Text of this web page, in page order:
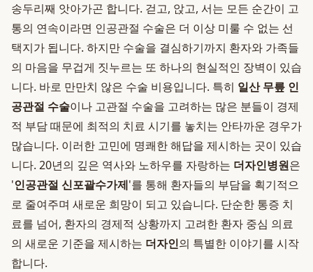
송두리째 앗아가곤 합니다. 걷고, 앉고, 서는 모든 순간이 고
통의 연속이라면 인공관절 수술은 더 이상 미룰 수 없는 선
택지가 됩니다. 하지만 수술을 결심하기까지 환자와 가족들
의 마음을 무겁게 짓누르는 또 하나의 현실적인 장벽이 있습
니다. 바로 만만치 않은 수술 비용입니다. 특히 일산 무릎 인
공관절 수술이나 고관절 수술을 고려하는 많은 분들이 경제
적 부담 때문에 최적의 치료 시기를 놓치는 안타까운 경우가
많습니다. 이러한 고민에 명쾌한 해답을 제시하는 곳이 있습
니다. 20년의 깊은 역사와 노하우를 자랑하는 더자인병원은
'인공관절 신포괄수가제'를 통해 환자들의 부담을 획기적으
로 줄여주며 새로운 희망이 되고 있습니다. 단순한 통증 치
료를 넘어, 환자의 경제적 상황까지 고려한 환자 중심 의료
의 새로운 기준을 제시하는 더자인의 특별한 이야기를 시작
합니다.